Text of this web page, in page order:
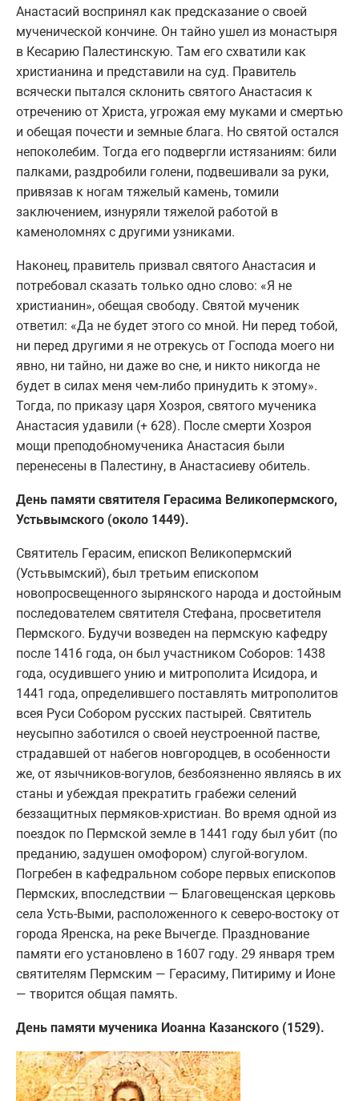
Анастасий воспринял как предсказание о своей
мученической кончине. Он тайно ушел из монастыря
в Кесарию Палестинскую. Там его схватили как
христианина и представили на суд. Правитель
всячески пытался склонить святого Анастасия к
отречению от Христа, угрожая ему муками и смертью
и обещая почести и земные блага. Но святой остался
непоколебим. Тогда его подвергли истязаниям: били
палками, раздробили голени, подвешивали за руки,
привязав к ногам тяжелый камень, томили
заключением, изнуряли тяжелой работой в
каменоломнях с другими узниками.
Наконец, правитель призвал святого Анастасия и
потребовал сказать только одно слово: «Я не
христианин», обещая свободу. Святой мученик
ответил: «Да не будет этого со мной. Ни перед тобой,
ни перед другими я не отрекусь от Господа моего ни
явно, ни тайно, ни даже во сне, и никто никогда не
будет в силах меня чем-либо принудить к этому».
Тогда, по приказу царя Хозроя, святого мученика
Анастасия удавили (+ 628). После смерти Хозроя
мощи преподобномученика Анастасия были
перенесены в Палестину, в Анастасиеву обитель.
День памяти святителя Герасима Великопермского,
Устьвымского (около 1449).
Святитель Герасим, епископ Великопермский
(Устьвымский), был третьим епископом
новопросвещенного зырянского народа и достойным
последователем святителя Стефана, просветителя
Пермского. Будучи возведен на пермскую кафедру
после 1416 года, он был участником Соборов: 1438
года, осудившего унию и митрополита Исидора, и
1441 года, определившего поставлять митрополитов
всея Руси Собором русских пастырей. Святитель
неусыпно заботился о своей неустроенной пастве,
страдавшей от набегов новгородцев, в особенности
же, от язычников-вогулов, безбоязненно являясь в их
станы и убеждая прекратить грабежи селений
беззащитных пермяков-христиан. Во время одной из
поездок по Пермской земле в 1441 году был убит (по
преданию, задушен омофором) слугой-вогулом.
Погребен в кафедральном соборе первых епископов
Пермских, впоследствии — Благовещенская церковь
села Усть-Выми, расположенного к северо-востоку от
города Яренска, на реке Вычегде. Празднование
памяти его установлено в 1607 году. 29 января трем
святителям Пермским — Герасиму, Питириму и Ионе
— творится общая память.
День памяти мученика Иоанна Казанского (1529).